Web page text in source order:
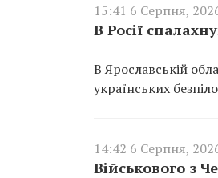
15:41 6 Серпня,
В Росії
В Ярославській
українських
14:42 6 Серпня,
Військового з